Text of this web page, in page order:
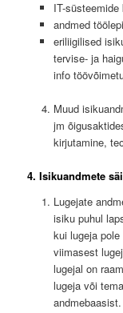
IT-
andmed
eriliigilised
tervise- ja
info
Muud
jm
kirjutamine,
4. Isikuandmete
Lugejate
isiku puhul
kui lugeja
viimasest
lugejal on
lugeja või